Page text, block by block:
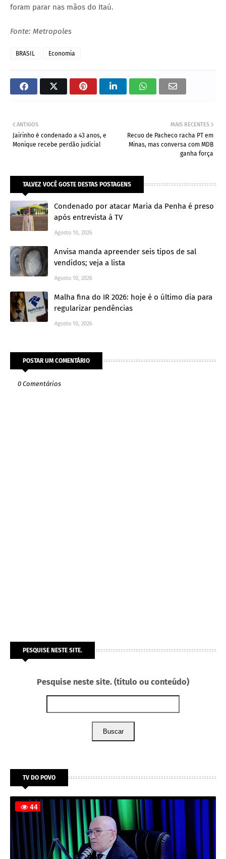
foram parar nas mãos do Itaú.
Fonte: Metropoles
BRASIL Economia
MAIS RECENTES
Recuo de Pacheco racha PT em
Minas, mas conversa com MDB
ganha força
ANTIGOS
Jairinho é condenado a 43 anos, e
Monique recebe perdão judicial
TALVEZ VOCÊ GOSTE DESTAS POSTAGENS
Condenado por atacar Maria da Penha é preso
após entrevista à TV
Agosto 10, 2026
Anvisa manda apreender seis tipos de sal
vendidos; veja a lista
Agosto 10, 2026
Malha fina do IR 2026: hoje é o último dia para
regularizar pendências
Agosto 10, 2026
POSTAR UM COMENTÁRIO
0 Comentários
PESQUISE NESTE SITE.
Pesquise neste site. (título ou conteúdo)
Buscar
TV DO POVO